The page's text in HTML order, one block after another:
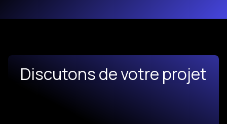
Discutons de votre projet